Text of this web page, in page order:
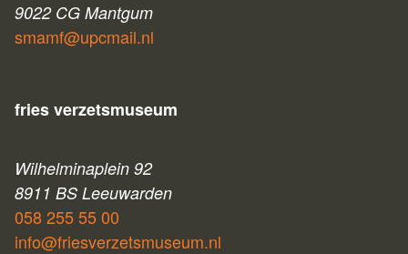
9022 CG Mantgum
smamf@upcmail.nl
fries verzetsmuseum
Wilhelminaplein 92
8911 BS Leeuwarden
058 255 55 00
info@friesverzetsmuseum.nl